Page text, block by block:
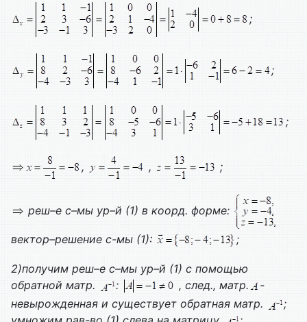
;
;
;
, , ;
реш–е с–мы ур–й (1) в коорд. форме:
вектор–решение с-мы (1): ;
2)получим реш–е с–мы ур–й (1) с помощью
обратной матр.
: , след., матр.
-
невырожденная и существует обратная матр.
;